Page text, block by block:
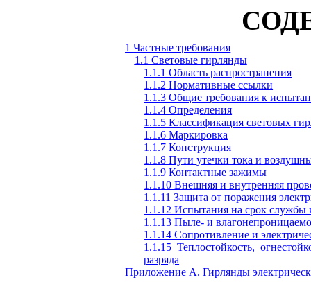
1Частные требования
1.1 Световые гирлянды
1.1.1 Область распространения
1.1.2 Нормативные ссылки
1.1.3 Общие требования к
1.1.4 Определения
1.1.5 Классификация световых
1.1.6 Маркировка
1.1.7 Конструкция
1.1.8 Пути утечки тока и
1.1.9 Контактные зажимы
1.1.10 Внешняя и внутренняя
1.1.11 Защита от поражения
1.1.12 Испытания на срок службы
1.1.13 Пыле- и
1.1.14 Сопротивление и
1.1.15 Теплостойкость,
разряда
Приложение А. Гирлянды